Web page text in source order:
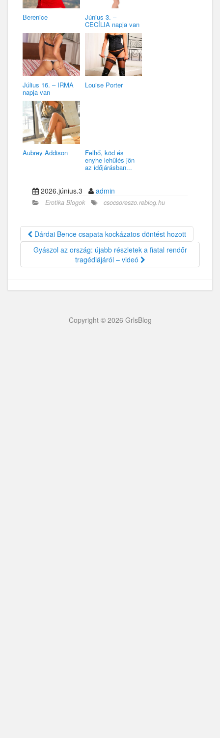
Berenice Június 3. –
CECÍLIA napja van
Július 16. – IRMA
napja van
Louise Porter
Aubrey Addison Felhő, köd és
enyhe lehűlés jön
az időjárásban...
2026.június.3 admin
Erotika Blogok csocsoreszo.reblog.hu
Dárdai Bence csapata kockázatos döntést hozott
Gyászol az ország: újabb részletek a fiatal rendőr
tragédiájáról – videó
Copyright © 2026 GrlsBlog